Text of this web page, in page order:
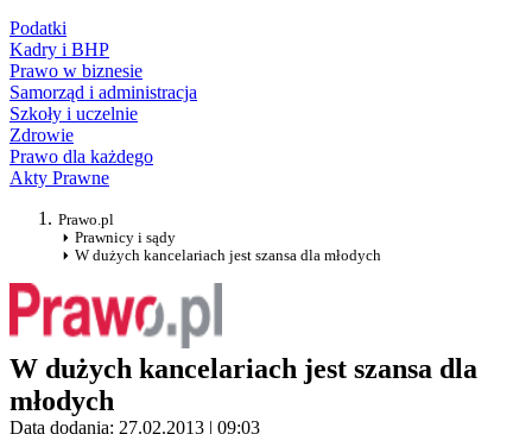
Podatki
Kadry i BHP
Prawo w biznesie
Samorząd i administracja
Szkoły i uczelnie
Zdrowie
Prawo dla każdego
Akty Prawne
Prawo.pl
Prawnicy i sądy
W dużych kancelariach jest szansa dla młodych
W dużych kancelariach jest szansa dla
młodych
Data dodania: 27.02.2013 | 09:03